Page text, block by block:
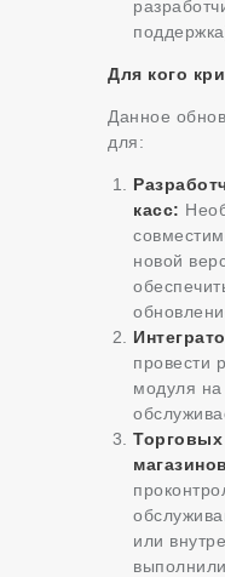
Для кого
Данное
для:
касс:
новой
провести
модуля на
или